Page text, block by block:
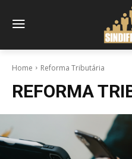
Home Reforma Tributária
REFORMA